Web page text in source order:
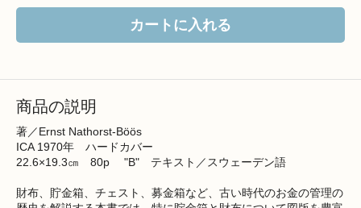
カートに入れる
商品の説明
著／Ernst Nathorst-Böös
ICA 1970年 ハードカバー
22.6×19.3㎝ 80p "B" テキスト／スウェーデン語
財布、貯金箱、チェスト、募金箱など、古い時代のお金の管理の